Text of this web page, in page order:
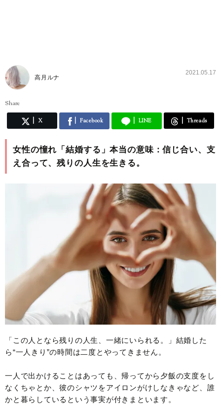
高月ルナ
2021.05.17
Share
X Facebook LINE Threads
女性の憧れ「結婚する」本当の意味：信じ合い、支
え合って、残りの人生を生きる。
「この人となら残りの人生、一緒にいられる。」結婚した
ら“一人きり”の時間は二度とやってきません。
一人で出かけることはあっても、帰ってから夕飯の支度をし
なくちゃとか、彼のシャツをアイロンがけしなきゃなど、誰
かと暮らしているという事実が付きまといます。